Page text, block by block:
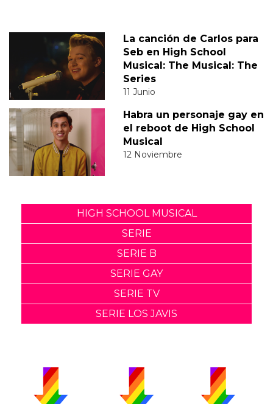
La canción de Carlos para
Seb en High School
Musical: The Musical: The
Series
11 Junio
Habra un personaje gay en
el reboot de High School
Musical
12 Noviembre
HIGH SCHOOL MUSICAL
SERIE
SERIE B
SERIE GAY
SERIE TV
SERIE LOS JAVIS